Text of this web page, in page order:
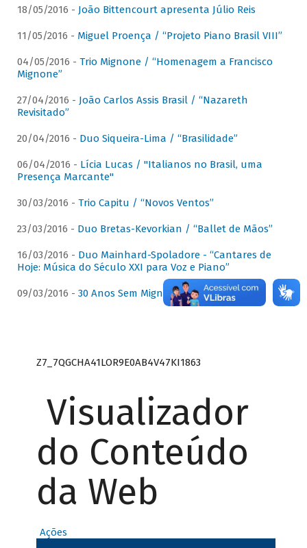
18/05/2016 - João Bittencourt apresenta Júlio Reis
11/05/2016 - Miguel Proença / “Projeto Piano Brasil VIII”
04/05/2016 - Trio Mignone / “Homenagem a Francisco
Mignone”
27/04/2016 - João Carlos Assis Brasil / “Nazareth
Revisitado”
20/04/2016 - Duo Siqueira-Lima / “Brasilidade”
06/04/2016 - Lícia Lucas / "Italianos no Brasil, uma
Presença Marcante"
30/03/2016 - Trio Capitu / “Novos Ventos”
23/03/2016 - Duo Bretas-Kevorkian / “Ballet de Mãos”
16/03/2016 - Duo Mainhard-Spoladore - “Cantares de
Hoje: Música do Século XXI para Voz e Piano”
09/03/2016 - 30 Anos Sem Mignone
Z7_7QGCHA41LOR9E0AB4V47KI1863
Visualizador
do Conteúdo
da Web
Ações